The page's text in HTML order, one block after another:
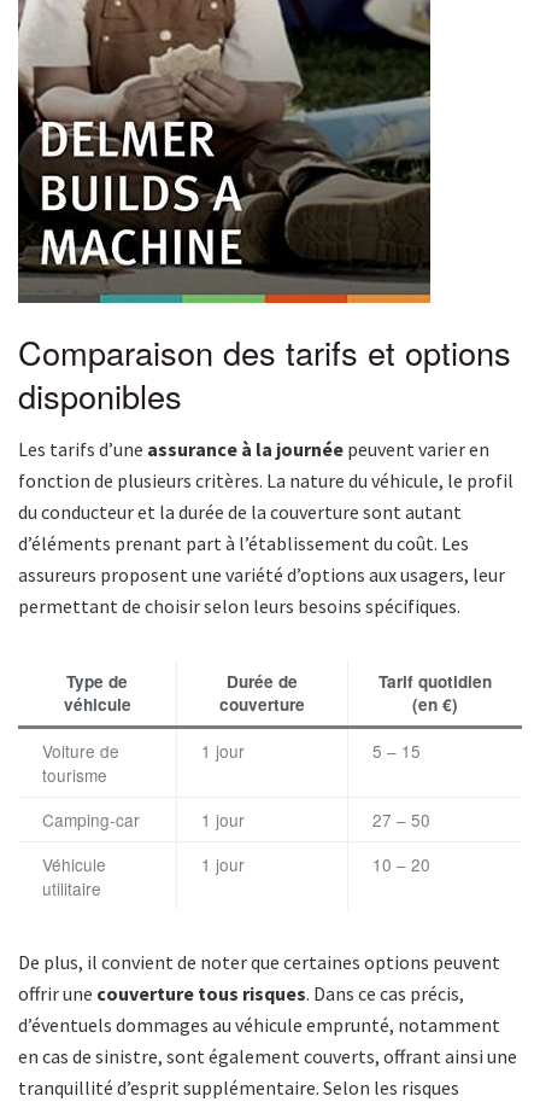
Comparaison des tarifs et options
disponibles
Les tarifs d’une assurance à la journée peuvent varier en
fonction de plusieurs critères. La nature du véhicule, le profil
du conducteur et la durée de la couverture sont autant
d’éléments prenant part à l’établissement du coût. Les
assureurs proposent une variété d’options aux usagers, leur
permettant de choisir selon leurs besoins spécifiques.
Type de
véhicule
Durée de
couverture
Tarif quotidien
(en €)
Voiture de
tourisme
1 jour 5 – 15
Camping-car 1 jour
27 – 50
Véhicule
utilitaire
1 jour 10 – 20
De plus, il convient de noter que certaines options peuvent
offrir une couverture tous risques. Dans ce cas précis,
d’éventuels dommages au véhicule emprunté, notamment
en cas de sinistre, sont également couverts, offrant ainsi une
tranquillité d’esprit supplémentaire. Selon les risques